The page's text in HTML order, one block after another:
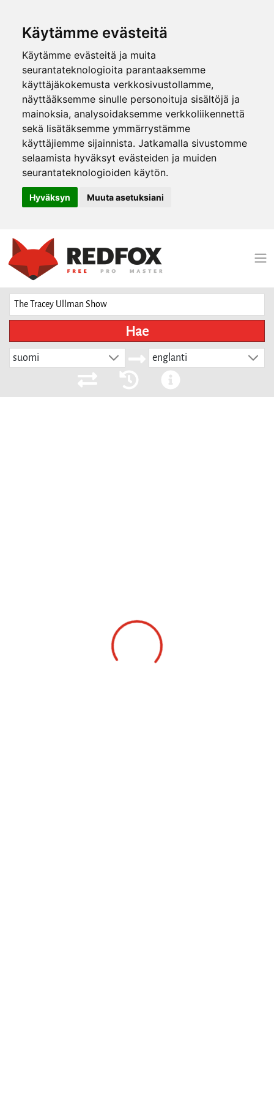
Käytämme evästeitä
Käytämme evästeitä ja muita
seurantateknologioita parantaaksemme
käyttäjäkokemusta verkkosivustollamme,
näyttääksemme sinulle personoituja sisältöjä ja
mainoksia, analysoidaksemme verkkoliikennettä
sekä lisätäksemme ymmärrystämme
käyttäjiemme sijainnista. Jatkamalla sivustomme
selaamista hyväksyt evästeiden ja muiden
seurantateknologioiden käytön.
Hyväksyn Muuta asetuksiani
Hae
suomi englanti